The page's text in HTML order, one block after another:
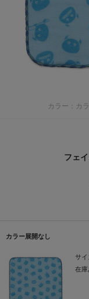
カラー：カ
フェ
カラー展開なし
サ
在庫